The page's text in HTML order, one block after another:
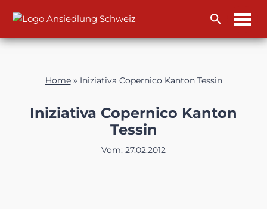
Inhalt
Home» Iniziativa Copernico Kanton Tessin
Iniziativa Copernico Kanton
Tessin
Vom: 27.02.2012